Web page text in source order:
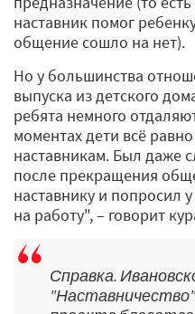
наставник помог
общение сошло на нет).
Но у большинства
выпуска из детского
ребята немного
моментах дети всё
наставникам. Был даже
после прекращения
наставнику и попросил
на работу", – говорит
Справка.